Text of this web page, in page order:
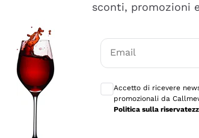
sconti, promozioni
Email
Accetto di ricevere
promozionali da
Politica sulla